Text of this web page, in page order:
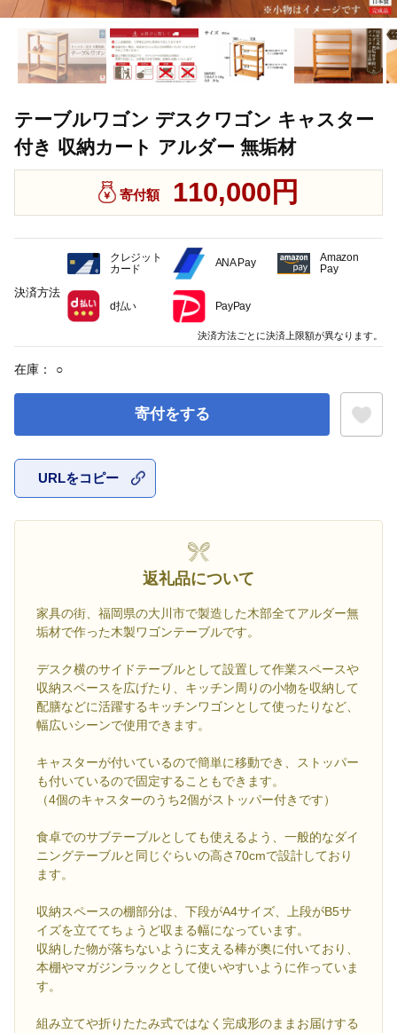
テーブルワゴン デスクワゴン キャスター
付き 収納カート アルダー 無垢材
寄付額 110,000円
在庫： ○
寄付をする
URLをコピー
返礼品について
家具の街、福岡県の大川市で製造した木部全てアルダー無
垢材で作った木製ワゴンテーブルです。
デスク横のサイドテーブルとして設置して作業スペースや
収納スペースを広げたり、キッチン周りの小物を収納して
配膳などに活躍するキッチンワゴンとして使ったりなど、
幅広いシーンで使用できます。
キャスターが付いているので簡単に移動でき、ストッパー
も付いているので固定することもできます。
（4個のキャスターのうち2個がストッパー付きです）
食卓でのサブテーブルとしても使えるよう、一般的なダイ
ニングテーブルと同じぐらいの高さ70cmで設計しており
ます。
収納スペースの棚部分は、下段がA4サイズ、上段がB5サ
イズを立ててちょうど収まる幅になっています。
収納した物が落ちないように支える棒が奥に付いており、
本棚やマガジンラックとして使いやすいように作っていま
す。
組み立てや折りたたみ式ではなく完成形のままお届けする
決済方法
クレジット
カード
ANA Pay
Amazon
Pay
d払い PayPay
決済方法ごとに決済上限額が異なります。